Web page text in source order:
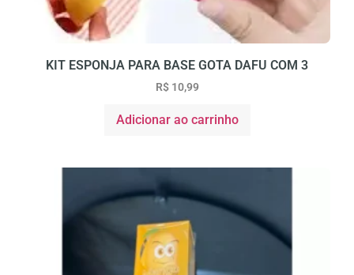
KIT ESPONJA PARA BASE GOTA DAFU COM 3
R$10,99
Adicionar ao carrinho